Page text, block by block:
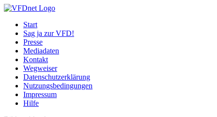
Start
Sag ja zur VFD!
Presse
Mediadaten
Kontakt
Wegweiser
Datenschutzerklärung
Nutzungsbedingungen
Impressum
Hilfe